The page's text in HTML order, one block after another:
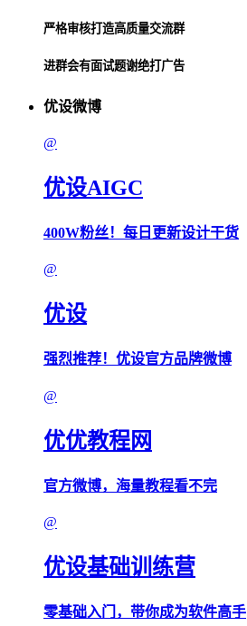
严格审核打造高质量交流群
进群会有面试题谢绝打广告
优设微博
@
优设AIGC
400W粉丝！每日更新设计干货
@
优设
强烈推荐！优设官方品牌微博
@
优优教程网
官方微博，海量教程看不完
@
优设基础训练营
零基础入门，带你成为软件高手